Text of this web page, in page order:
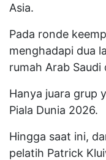
Asia.
Pada ronde
menghadapi dua
rumah Arab Saudi
Hanya juara grup
Piala Dunia 2026.
Hingga saat ini,
pelatih Patrick